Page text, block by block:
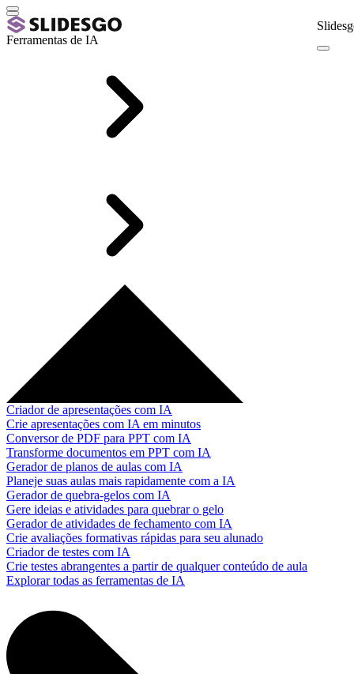
Ferramentas de IA
Criador de apresentações com IA
Crie apresentações com IA em minutos
Conversor de PDF para PPT com IA
Transforme documentos em PPT com IA
Gerador de planos de aulas com IA
Planeje suas aulas mais rapidamente com a IA
Gerador de quebra-gelos com IA
Gere ideias e atividades para quebrar o gelo
Gerador de atividades de fechamento com IA
Crie avaliações formativas rápidas para seu alunado
Criador de testes com IA
Crie testes abrangentes a partir de qualquer conteúdo de aula
Explorar todas as ferramentas de IA